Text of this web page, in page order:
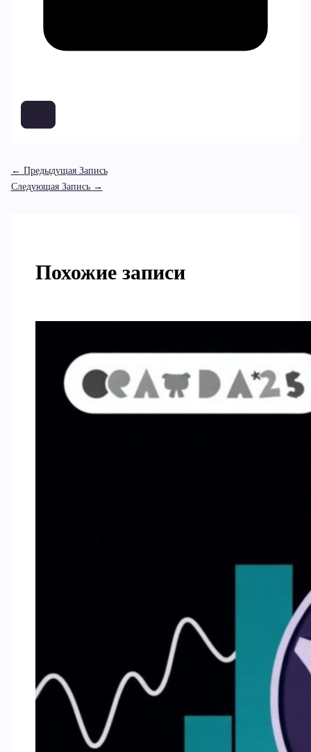
← Предыдущая Запись
Следующая Запись →
Похожие записи